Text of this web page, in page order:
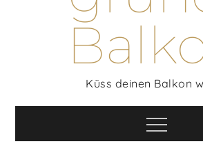
Küss deinen Balkon
Menu